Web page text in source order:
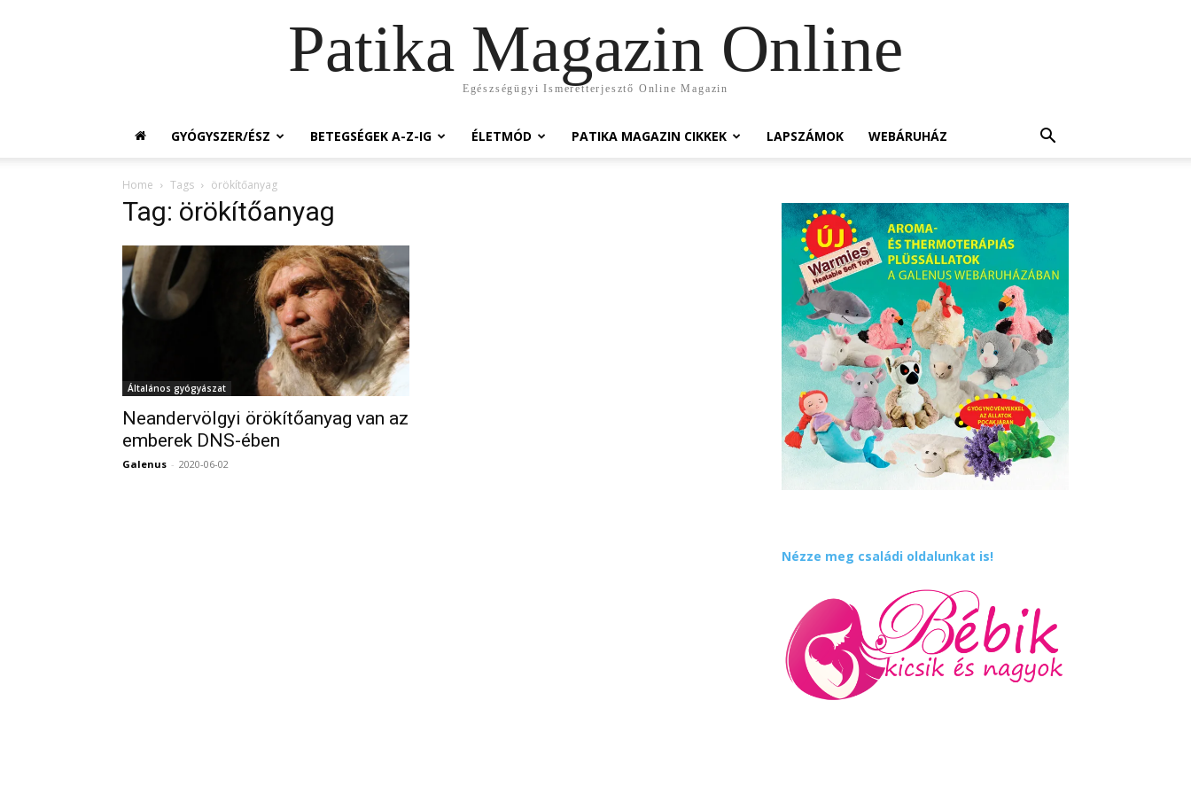
Patika Magazin Online
Egészségügyi Ismeretterjesztő Online Magazin
GYÓGYSZER/ÉSZ BETEGSÉGEK A-Z-IG ÉLETMÓD PATIKA MAGAZIN CIKKEK LAPSZÁMOK WEBÁRUHÁZ
Home Tags örökítőanyag
Tag: örökítőanyag
Általános gyógyászat
Neandervölgyi örökítőanyag van az
emberek DNS-ében
Galenus - 2020-06-02
Nézze meg családi oldalunkat is!